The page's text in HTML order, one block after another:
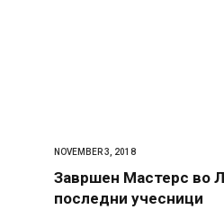
NOVEMBER 3, 2018
Завршен Мастерс во
последни учесници